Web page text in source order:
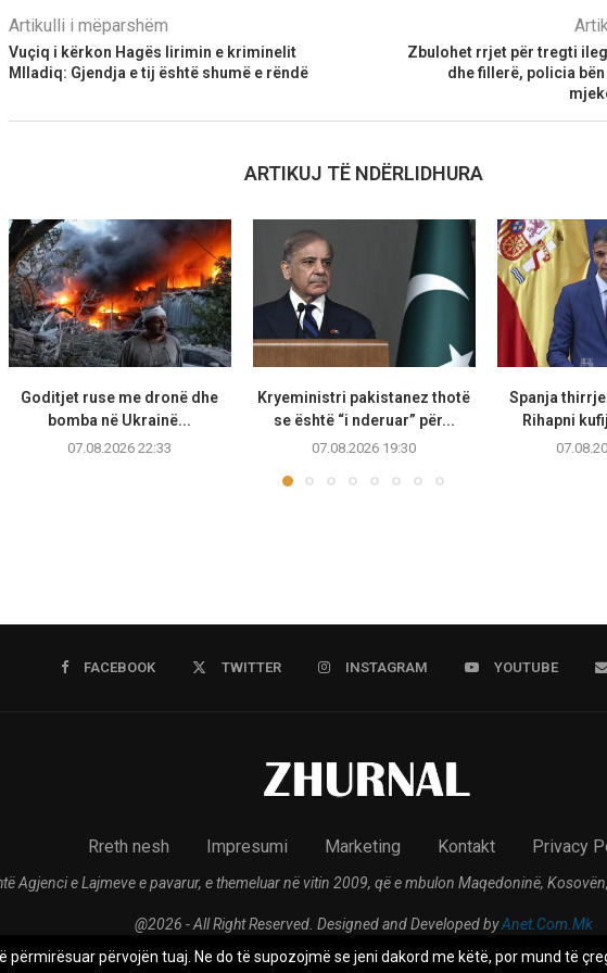
Artikulli i mëparshëm
Vuçiq i kërkon Hagës lirimin e kriminelit
Mlladiq: Gjendja e tij është shumë e rëndë
Zbulohet rrjet për tregti
dhe fillerë, policia
ARTIKUJ TË NDËRLIDHURA
Goditjet ruse me dronë dhe
bomba në Ukrainë...
07.08.2026 22:33
Kryeministri pakistanez thotë
se është “i nderuar” për...
07.08.2026 19:30
Spanja
Rihapni
FACEBOOK TWITTER INSTAGRAM YOUTUBE
Rreth nesh Impresumi Marketing Kontakt Privacy
Agjenci e Lajmeve e pavarur, e themeluar në vitin 2009, që e mbulon Maqedoninë,
@2026 - All Right Reserved. Designed and Developed byAnet.Com.Mk
përmirësuar përvojën tuaj. Ne do të supozojmë se jeni dakord me këtë, por mund të